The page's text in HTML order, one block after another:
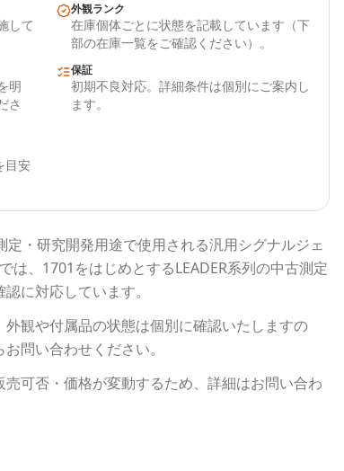
して
外観ランク
在庫個体ごとに状態を記載しています（下
部の在庫一覧をご確認ください）。
明
さ
保証
初期不良対応。詳細条件は個別にご案内し
ます。
目安
定・研究開発用途で使用される汎用シグナルジェ
では、 1701 をはじめとするLEADER系列の中古測定
に対応しています。
観や付属品の状態は個別に確認いたしますの
問い合わせください。
可否・価格が変動するため、詳細はお問い合わ